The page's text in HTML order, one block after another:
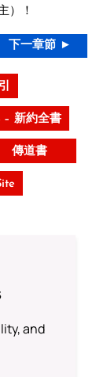
）！
下一章節 ►
– 新約全書
傳道書
and